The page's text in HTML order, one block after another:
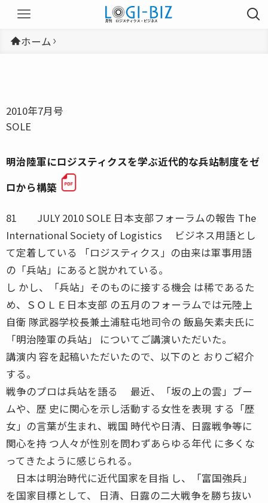
ホーム
2010年7月号
SOLE
明治陸軍にロジスティクスを学ぶ近代的な兵站制度をゼ
ロから構築
81 JULY 2010 SOLE 日本支部フォーラムの報告 The
International Society of Logistics ビジネス用語とし
て定着している 「ロジスティクス」の由来は軍事用語
の「兵站」にあると説かれている。
し かし、「兵站」そのものに接する機会 は稀であるた
め、ＳＯＬＥ日本支部 の五月のフォーラムでは元陸上
自衛 隊武器学校長兼土浦駐屯地司令の 飯島矢素夫氏に
「明治陸軍の兵站」 についてご講演いただいた。
講演内 容を起稿いただいたので、以下のと おりご紹介
する。
戦争のプロは兵站を語る 最近、「坂の上の雲」ブー
ムや、歴 史に関心を示し活動する女性を表現 する「歴
女」の言葉が生まれ、戦国 時代や日清、日露戦争等に
関心を持 つ人々が性別を問わずあらゆる年代 に多くな
ってきたように感じられる。
日本は明治時代に近代国家を目指 し、「富国強兵」
を国家目標として、 日清、日露の二大戦争を勝ち抜い